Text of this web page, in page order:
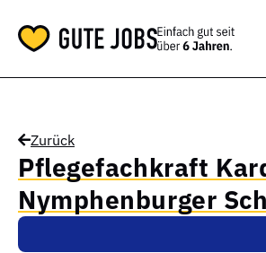
Zurück
Pflegefachkraft
Nymphenburger